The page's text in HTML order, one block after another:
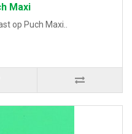
Maxi
op Puch Maxi..